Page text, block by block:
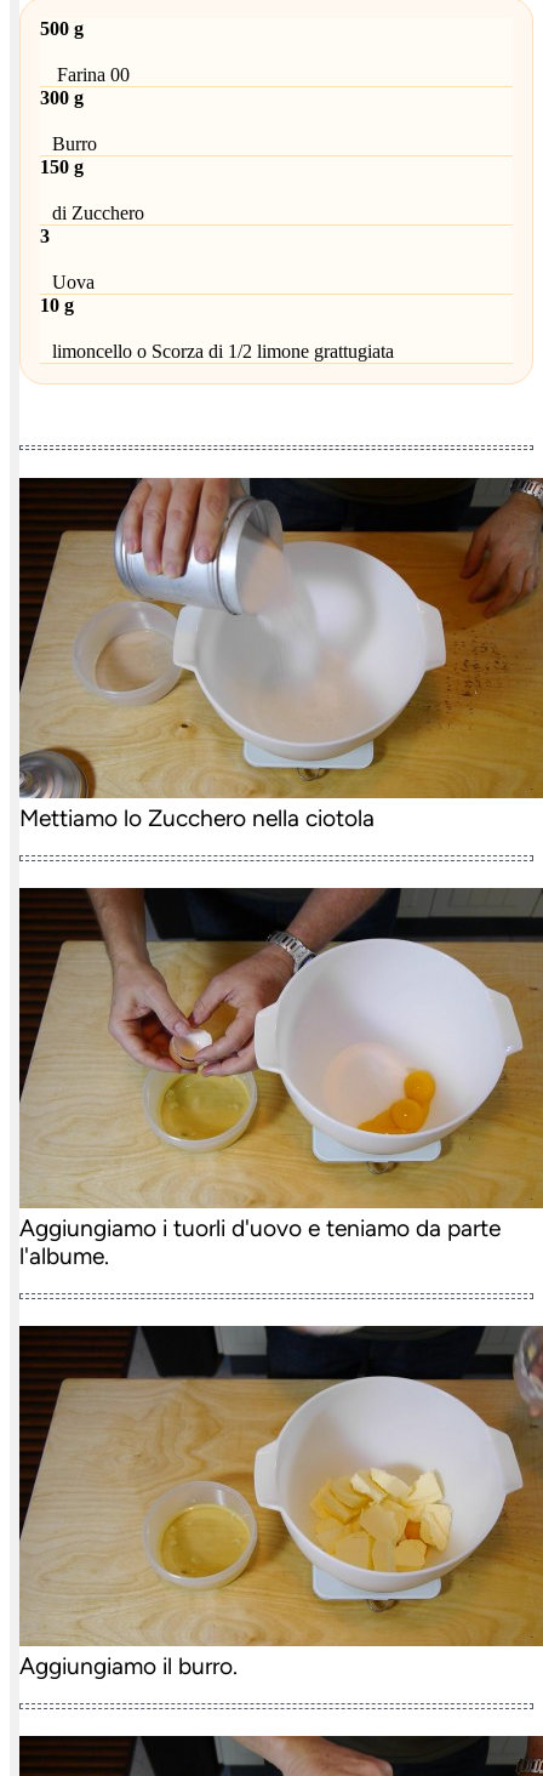
500 g
Farina 00
300 g
Burro
150 g
di Zucchero
3
Uova
10 g
limoncello o Scorza di 1/2 limone grattugiata
Mettiamo lo Zucchero nella ciotola
Aggiungiamo i tuorli d'uovo e teniamo da parte
l'albume.
Aggiungiamo il burro.